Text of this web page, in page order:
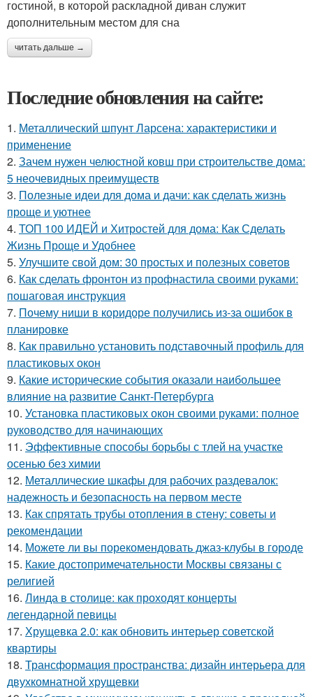
гостиной, в которой раскладной диван служит
дополнительным местом для сна
читать дальше →
Последние обновления на сайте:
1. Металлический шпунт Ларсена: характеристики и
применение
2. Зачем нужен челюстной ковш при строительстве дома:
5 неочевидных преимуществ
3. Полезные идеи для дома и дачи: как сделать жизнь
проще и уютнее
4. ТОП 100 ИДЕЙ и Хитростей для дома: Как Сделать
Жизнь Проще и Удобнее
5. Улучшите свой дом: 30 простых и полезных советов
6. Как сделать фронтон из профнастила своими руками:
пошаговая инструкция
7. Почему ниши в коридоре получились из-за ошибок в
планировке
8. Как правильно установить подставочный профиль для
пластиковых окон
9. Какие исторические события оказали наибольшее
влияние на развитие Санкт-Петербурга
10. Установка пластиковых окон своими руками: полное
руководство для начинающих
11. Эффективные способы борьбы с тлей на участке
осенью без химии
12. Металлические шкафы для рабочих раздевалок:
надежность и безопасность на первом месте
13. Как спрятать трубы отопления в стену: советы и
рекомендации
14. Можете ли вы порекомендовать джаз-клубы в городе
15. Какие достопримечательности Москвы связаны с
религией
16. Линда в столице: как проходят концерты
легендарной певицы
17. Хрущевка 2.0: как обновить интерьер советской
квартиры
18. Трансформация пространства: дизайн интерьера для
двухкомнатной хрущевки